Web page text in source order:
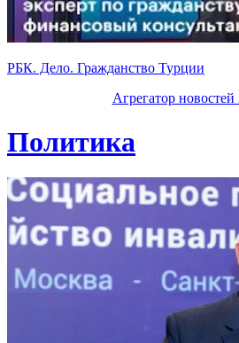
РБК. Дело. Гражданство Турции
Агрегатор
Политика